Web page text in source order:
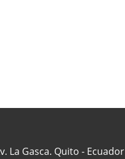
La Gasca. Quito - Ecuador